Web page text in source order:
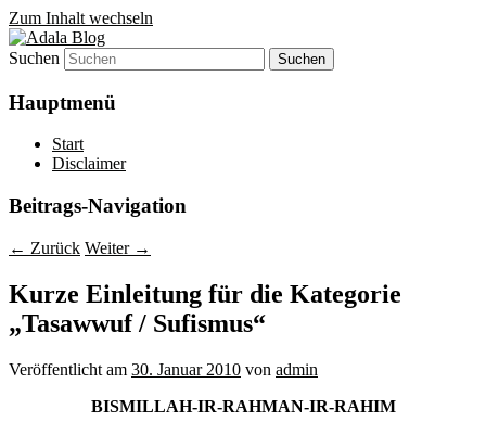
Zum Inhalt wechseln
Adala Blog
Denn die Gerechtigkeit ist die Grundlage
von allem!
Suchen
Hauptmenü
Start
Disclaimer
Beitrags-Navigation
← Zurück Weiter →
Kurze Einleitung für die Kategorie
„Tasawwuf / Sufismus“
Veröffentlicht am 30. Januar 2010 von admin
BISMILLAH-IR-RAHMAN-IR-RAHIM